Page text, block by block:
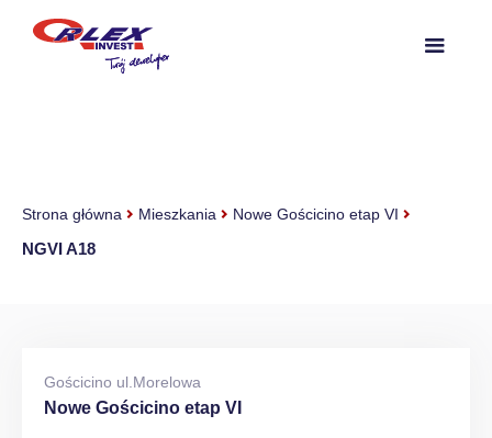
Strona główna Mieszkania Nowe Gościcino etap VI
NGVI A18
Gościcino ul.Morelowa
Nowe Gościcino etap VI